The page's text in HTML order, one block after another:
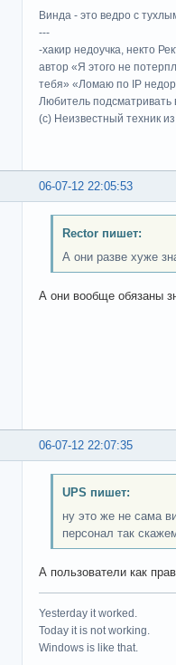
Винда - это ведро с
---
-хакир недоучка, некто
автор «Я этого не
тебя» «Ломаю по IP
Любитель подсматривать
(c) Неизвестный техник
06-07-12 22:05:53
Rector пишет:
А они разве хуже
А они вообще обязаны
06-07-12 22:07:35
UPS пишет:
ну это же не сама
персонал так
А пользователи как
Yesterday it worked.
Today it is not working.
Windows is like that.